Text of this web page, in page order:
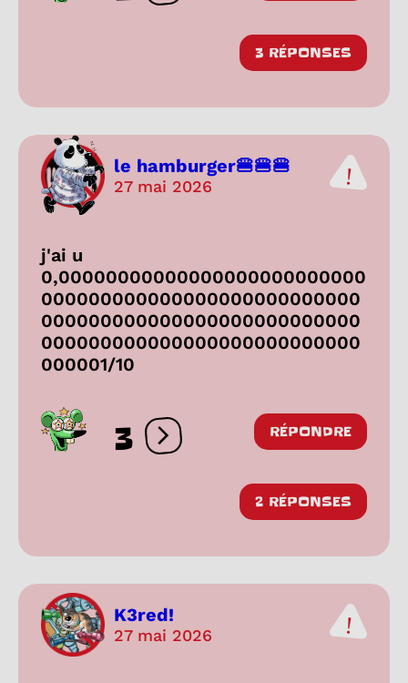
3 RÉPONSES
le hamburger🍔🍔🍔
27 mai 2026
j'ai u
0,00000000000000000000000000
000000000000000000000000000
000000000000000000000000000
000000000000000000000000000
000001/10
3 Ouvrir les réactions
RÉPONDRE
2 RÉPONSES
K3red!
27 mai 2026